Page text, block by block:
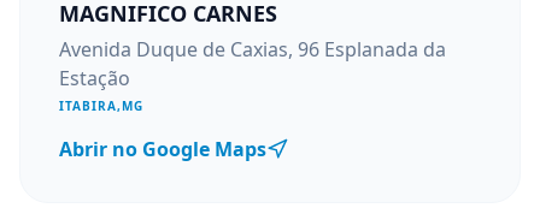
MAGNIFICO CARNES
Avenida Duque de Caxias, 96 Esplanada da
Estação
ITABIRA,MG
Abrir no Google Maps